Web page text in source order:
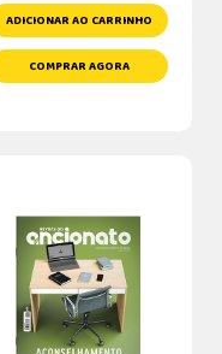
ADICIONAR AO CARRINHO
COMPRAR AGORA